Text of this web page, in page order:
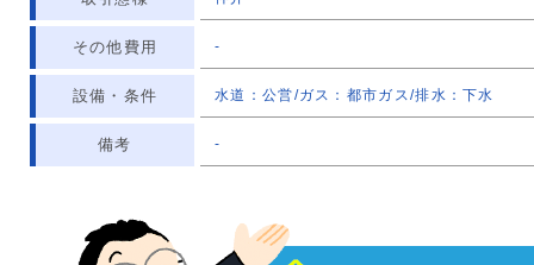
その他費用 -
設備・条件 水道：公営/ガス：都市ガス/排水：下水
備考 -